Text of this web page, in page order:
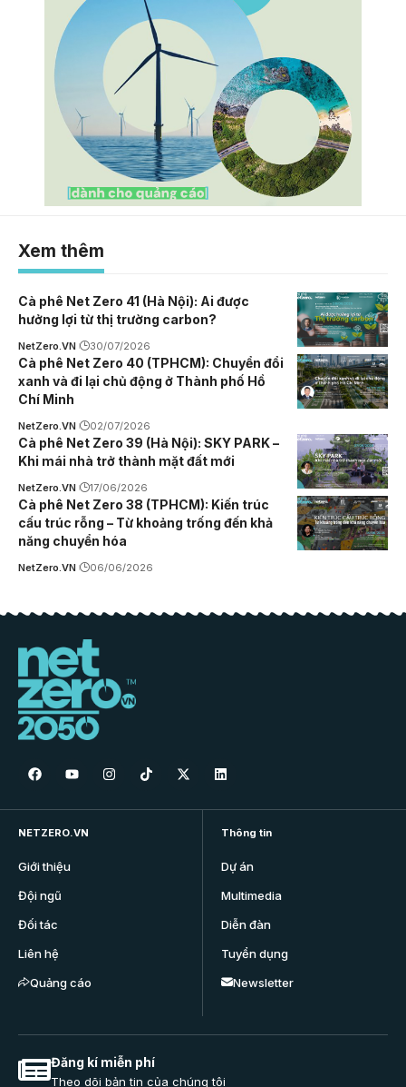
Xem thêm
Cà phê Net Zero 41 (Hà Nội): Ai được
hưởng lợi từ thị trường carbon?
NetZero.VN 30/07/2026
Cà phê Net Zero 40 (TPHCM): Chuyển đổi
xanh và đi lại chủ động ở Thành phố Hồ
Chí Minh
NetZero.VN 02/07/2026
Cà phê Net Zero 39 (Hà Nội): SKY PARK –
Khi mái nhà trở thành mặt đất mới
NetZero.VN 17/06/2026
Cà phê Net Zero 38 (TPHCM): Kiến trúc
cấu trúc rỗng – Từ khoảng trống đến khả
năng chuyển hóa
NetZero.VN 06/06/2026
NETZERO.VN
Giới thiệu
Đội ngũ
Đối tác
Liên hệ
Quảng cáo
Thông tin
Dự án
Multimedia
Diễn đàn
Tuyển dụng
Newsletter
Đăng kí miễn phí
Theo dõi bản tin của chúng tôi